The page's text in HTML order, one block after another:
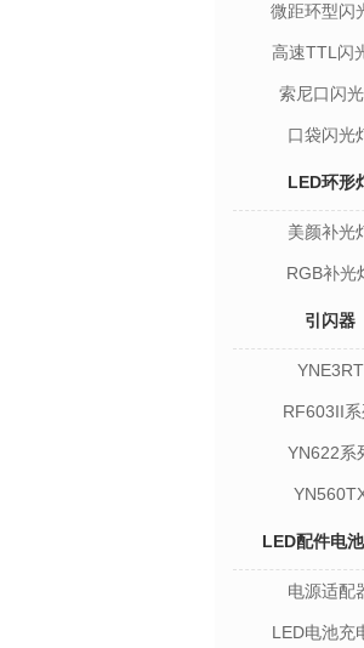
微距环型闪
高速TTL闪
索尼口闪
口袋闪光
LED环形
美颜补光
RGB补光
引闪器
YNE3RT
RF603II系
YN622系
LED配件电
电源适配
LED电池充